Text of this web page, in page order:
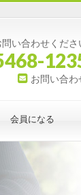
い合わせくださ
お問い合わ
会員になる